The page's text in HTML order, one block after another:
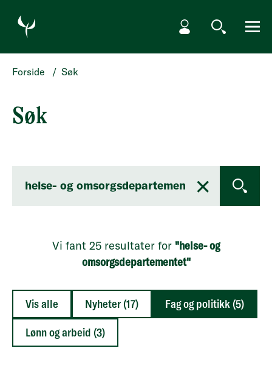
HOPP TIL SØKERESULTATER
Min side
Søk Meny
Forside / Søk
Søk
×
Vi fant 25 resultater for "helse- og
omsorgsdepartementet"
Vis alle Nyheter (17) Fag og politikk (5)
Lønn og arbeid (3)